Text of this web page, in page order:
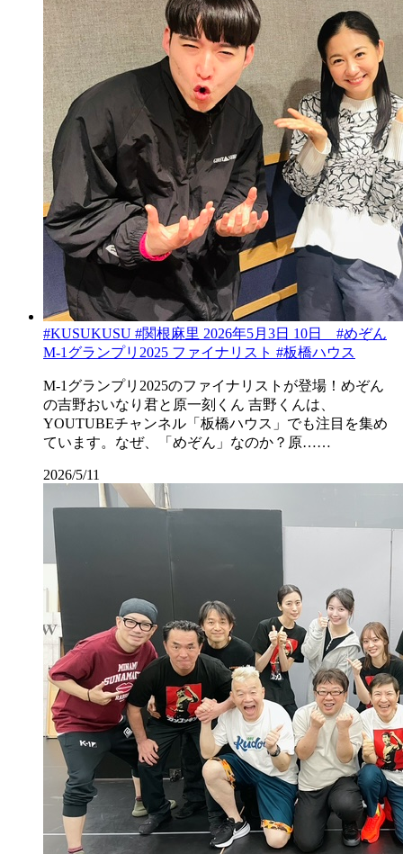
#KUSUKUSU #関根麻里 2026年5月3日 10日 #めぞん
M-1グランプリ2025 ファイナリスト #板橋ハウス
M-1グランプリ2025のファイナリストが登場！めぞん
の吉野おいなり君と原一刻くん 吉野くんは、
YOUTUBEチャンネル「板橋ハウス」でも注目を集め
ています。なぜ、「めぞん」なのか？原……
2026/5/11